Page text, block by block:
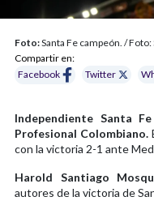
Foto:Santa Fe campeón. / Foto:
Compartir en:
Facebook
Twitter
Independiente Santa
Profesional Colombiano.
con la victoria 2-1 ante
Harold Santiago
autores de la victoria de